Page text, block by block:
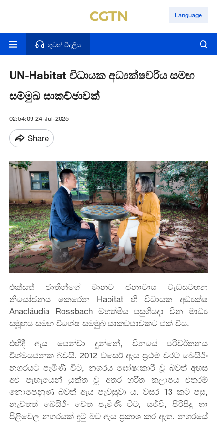
Language
ගුවන් විදුලිය
UN-Habitat විධායක අධ්‍යක්ෂවරිය සමඟ
සම්මුඛ සාකච්ඡාවක්
02:54:09 24-Jul-2025
Share
එක්සත් ජාතීන්ගේ මානව ජනාවාස වැඩසටහන
නියෝජනය කෙරෙන Habitat හි විධායක අධ්‍යක්ෂ
Anacláudia Rossbach මහත්මිය පසුගියදා චීන මාධ්‍ය
සමූහය සමඟ විශේෂ සම්මුඛ සාකච්ඡාවකට එක් විය.
එහිදී ඇය පෙන්වා දුන්නේ, චීනයේ පරිවර්තනය
විශ්මයජනක බවයි. 2012 වසෙර් ඇය ප්‍රථම වරට බෙයිජිං
නගරයට පැමිණි විට, නගරය ඝෝෂාකාරී වූ බවත් අහස
අළු පැහැයෙන් යුක්ත වූ අතර හරිත කලාපය එතරම්
නොපෙනුණ බවත් ඇය පැවසුවා ය. වසර 13 කට පසු,
නැවතත් බෙයිජිං වෙත පැමිණි විට, සජීවී, පිරිසිදු හා
පිළිවෙල නගරයක් දුටු බව ඇය ප්‍රකාශ කර ඇත. නගරයේ